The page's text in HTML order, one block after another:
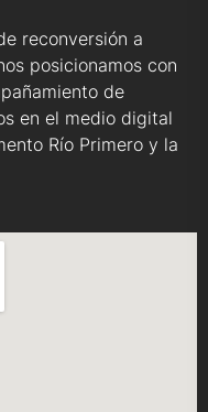
reconversión a
posicionamos con
de
en el medio digital
Río Primero y la